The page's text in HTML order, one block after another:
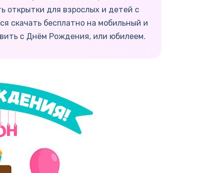
открытки для взрослых и детей с
скачать бесплатно на мобильный и
с Днём Рождения, или юбилеем.